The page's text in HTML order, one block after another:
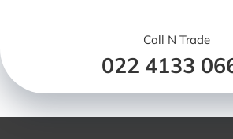
Call N Trade
022 4133